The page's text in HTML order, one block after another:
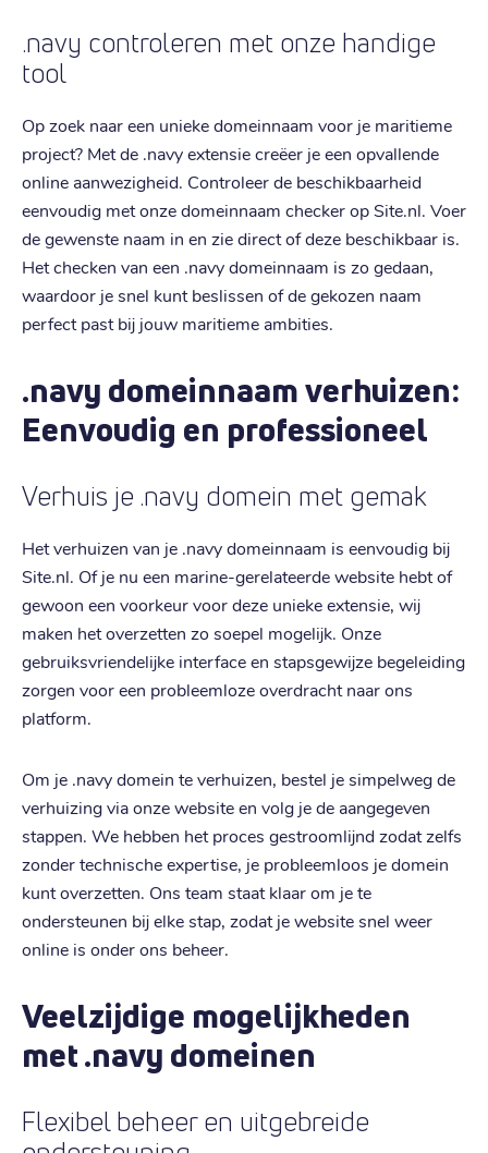
.navy controleren met onze handige
tool
Op zoek naar een unieke domeinnaam voor je maritieme
project? Met de .navy extensie creëer je een opvallende
online aanwezigheid. Controleer de beschikbaarheid
eenvoudig met onze domeinnaam checker op Site.nl. Voer
de gewenste naam in en zie direct of deze beschikbaar is.
Het checken van een .navy domeinnaam is zo gedaan,
waardoor je snel kunt beslissen of de gekozen naam
perfect past bij jouw maritieme ambities.
.navy domeinnaam verhuizen:
Eenvoudig en professioneel
Verhuis je .navy domein met gemak
Het verhuizen van je .navy domeinnaam is eenvoudig bij
Site.nl. Of je nu een marine-gerelateerde website hebt of
gewoon een voorkeur voor deze unieke extensie, wij
maken het overzetten zo soepel mogelijk. Onze
gebruiksvriendelijke interface en stapsgewijze begeleiding
zorgen voor een probleemloze overdracht naar ons
platform.
Om je .navy domein te verhuizen, bestel je simpelweg de
verhuizing via onze website en volg je de aangegeven
stappen. We hebben het proces gestroomlijnd zodat zelfs
zonder technische expertise, je probleemloos je domein
kunt overzetten. Ons team staat klaar om je te
ondersteunen bij elke stap, zodat je website snel weer
online is onder ons beheer.
Veelzijdige mogelijkheden
met .navy domeinen
Flexibel beheer en uitgebreide